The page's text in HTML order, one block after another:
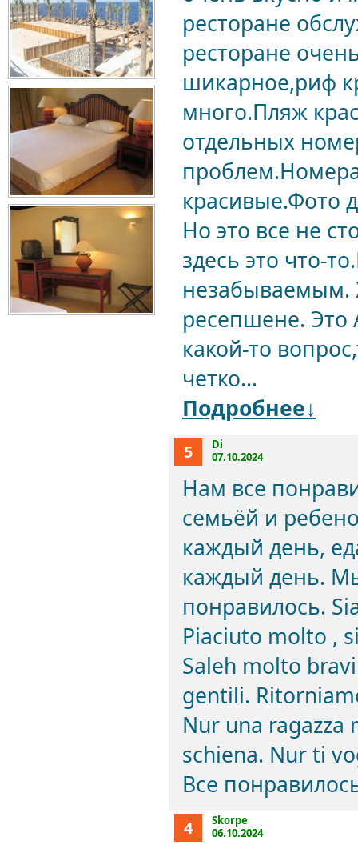
ресторане
ресторане
шикарное,риф
много.Пляж
отдельных
красивые.Фото
Но это все не
здесь это что-
незабываемым.
ресепшене. Это
какой-то
четко...
Подробнее↓
5
Di
07.10.2024
Нам все
семьёй и
каждый день,
каждый день.
понравилось.
Piaciuto molto ,
Saleh molto
gentili.
Nur una ragazza
schiena. Nur ti
Все
4
Skorpe
06.10.2024